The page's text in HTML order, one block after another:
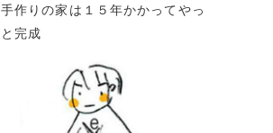
手作りの家は１５年かかってやっ
と完成